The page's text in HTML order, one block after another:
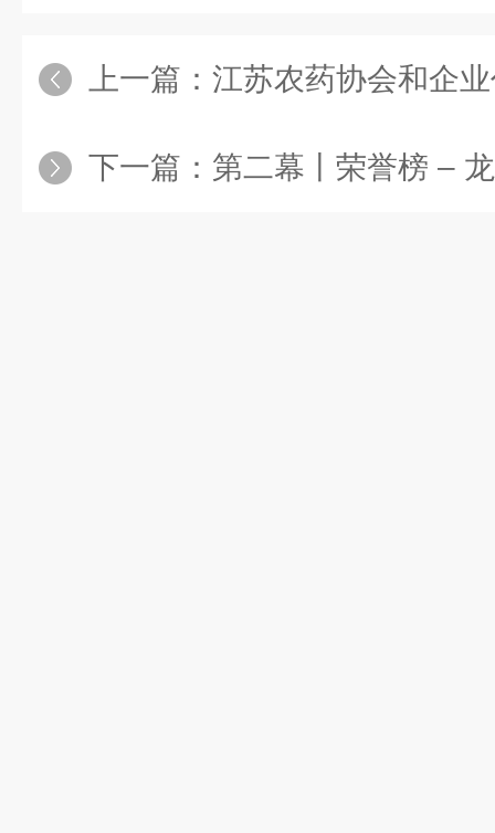
上一篇： 江苏农药协会和企
下一篇： 第二幕丨荣誉榜 –